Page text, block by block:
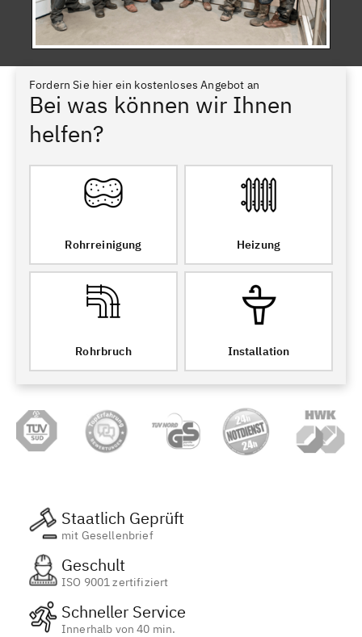
Fordern Sie hier ein kostenloses Angebot an
Bei was können wir Ihnen
helfen?
Rohrreinigung Heizung
Rohrbruch Installation
Staatlich Geprüft
mit Gesellenbrief
Geschult
ISO 9001 zertifiziert
Schneller Service
Innerhalb von 40 min.